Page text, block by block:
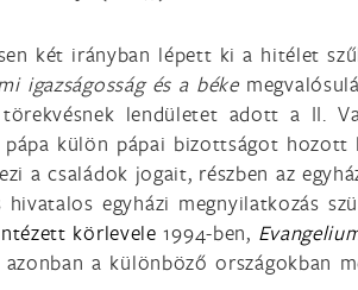
két irányban lépett ki a hitélet
igazságosság és a béke
lendületet adott a II.
pápa külön pápai bizottságot
a családok jogait, részben az
egyházi megnyilatkozás
körlevele 1994-ben,
a különböző országokban